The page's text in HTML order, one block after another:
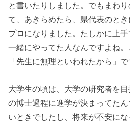
と書いたりしました。でもまわ
て、あきらめたら、県代表のと
プロになりました。たしかに上
一緒にやってた人なんですよね
「先生に無理といわれたから」で
大学生の頃は、大学の研究者を
の博士過程に進学が決まってた
いときでしたし、将来が不安に